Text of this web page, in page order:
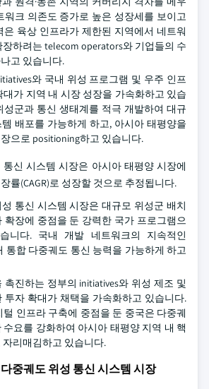
워크 의존도 증가로 높은 성장세를 보이고
은 육상 인프라가 제한된 지역에서 네트워
하려는 telecom operators와 기업들의 수
고 있습니다.
와 국내 위성 프로그램 및 우주 인프
대가 지역 내 시장 성장을 가속화하고 있습
성군과 통신 생태계를 적극 개발하여 대규
배포를 가능하게 하고, 아시아 태평양을
으로 positioning하고 있습니다.
신 시스템 시장은 아시아 태평양 시장에
률(CAGR)로 성장할 것으로 추정됩니다.
통신 시스템 시장은 대규모 위성군 배치
확장에 중점을 둔 강력한 국가 프로그램으
니다. 국내 개발 네트워크의 지속적인
통합 다중궤도 통신 능력을 가능하게 하고
촉진하는 정부의 initiatives와 위성 제조 및
투자 확대가 채택을 가속화하고 있습니다.
털 인프라 구축에 중점을 둔 중국은 다중궤
수요를 강화하여 아시아 태평양 지역 내 핵
자리매김하고 있습니다.
중궤도 위성 통신 시스템 시장